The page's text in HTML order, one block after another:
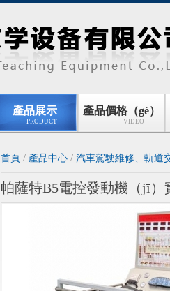
產品展示
PRODUCT
產品價格（gé）
VIDEO
首頁 / 產品中心 / 汽車駕駛維修、軌道
帕薩特B5電控發動機（jī）